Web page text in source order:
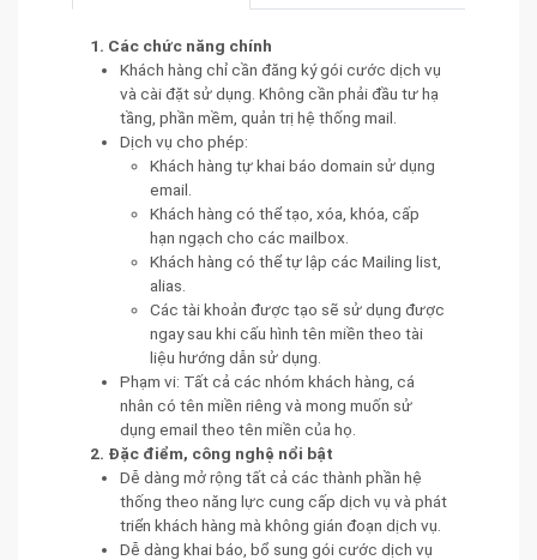
1. Các chức năng chính
Khách hàng chỉ cần đăng ký gói cước dịch vụ
và cài đặt sử dụng. Không cần phải đầu tư hạ
tầng, phần mềm, quản trị hệ thống mail.
Dịch vụ cho phép:
Khách hàng tự khai báo domain sử dụng
email.
Khách hàng có thể tạo, xóa, khóa, cấp
hạn ngạch cho các mailbox.
Khách hàng có thể tự lập các Mailing list,
alias.
Các tài khoản được tạo sẽ sử dụng được
ngay sau khi cấu hình tên miền theo tài
liệu hướng dẫn sử dụng.
Phạm vi: Tất cả các nhóm khách hàng, cá
nhân có tên miền riêng và mong muốn sử
dụng email theo tên miền của họ.
2. Đặc điểm, công nghệ nổi bật
Dễ dàng mở rộng tất cả các thành phần hệ
thống theo năng lực cung cấp dịch vụ và phát
triển khách hàng mà không gián đoạn dịch vụ.
Dễ dàng khai báo, bổ sung gói cước dịch vụ